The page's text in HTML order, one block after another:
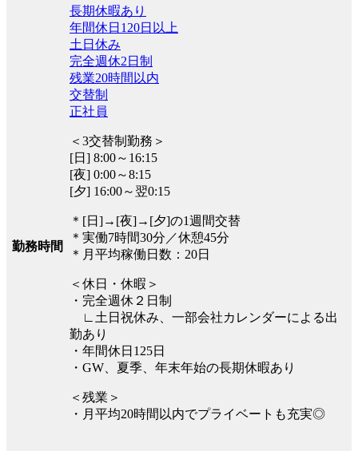
勤務時間
長期休暇あり
年間休日120日以上
土日休み
完全週休2日制
残業20時間以内
交替制
正社員
＜3交替制勤務＞
[日] 8:00～16:15
[夜] 0:00～8:15
[夕] 16:00～翌0:15
＊[日]→[夜]→[夕]の1週間交替
＊実働7時間30分／休憩45分
＊月平均稼働日数：20日
＜休日・休暇＞
・完全週休２日制
∟土日祝休み、一部会社カレンダーによる出
勤あり
・年間休日125日
・GW、夏季、年末年始の長期休暇あり
＜残業＞
・月平均20時間以内でプライベートも充実◎